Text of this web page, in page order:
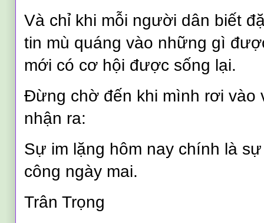
Và chỉ khi mỗi người dân biết
tin mù quáng vào những gì
mới có cơ hội được sống lại.
Đừng chờ đến khi mình rơi vào
nhận ra:
Sự im lặng hôm nay chính là
công ngày mai.
Trân Trọng